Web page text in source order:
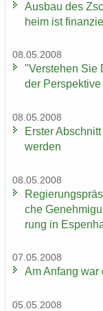
Aus­bau des
heim ist
08.05.2008
"Ver­ste­hen Sie
der
08.05.2008
Ers­ter
wer­den
08.05.2008
che
rung in
07.05.2008
Am An­fang war
05.05.2008